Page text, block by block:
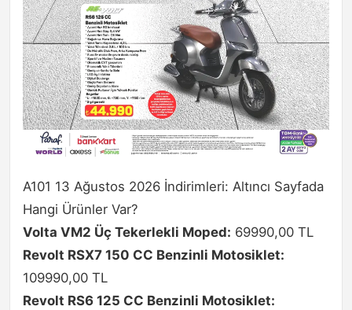
A101 13 Ağustos 2026 İndirimleri: Altıncı Sayfada
Hangi Ürünler Var?
Volta VM2 Üç Tekerlekli Moped: 69990,00 TL
Revolt RSX7 150 CC Benzinli Motosiklet:
109990,00 TL
Revolt RS6 125 CC Benzinli Motosiklet: